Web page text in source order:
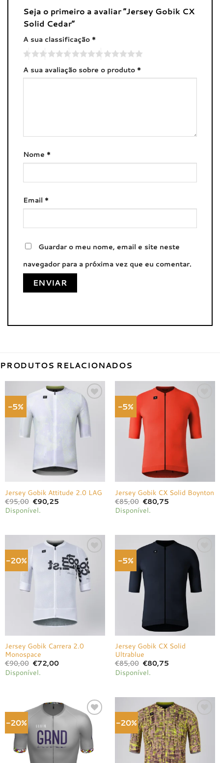
Seja o primeiro a avaliar “Jersey Gobik CX
Solid Cedar”
A sua classificação *
A sua avaliação sobre o produto *
Nome *
Email *
Guardar o meu nome, email e site neste
navegador para a próxima vez que eu comentar.
PRODUTOS RELACIONADOS
-5%
Adicionar
à lista de
desejos
Jersey Gobik Attitude 2.0 LAG
€95,00 O
preço
original
€90,25O
Disponível.
-5%
Adicionar
à lista de
desejos
Jersey Gobik CX Solid Boynton
€85,00 O
preço
original
€80,75O
Disponível.
-20%
Adicionar
à lista de
desejos
Jersey Gobik Carrera 2.0
Monospace
€90,00 O
preço
original
€72,00O
Disponível.
-5%
Adicionar
à lista de
desejos
Jersey Gobik CX Solid
Ultrablue
€85,00 O
preço
original
€80,75O
Disponível.
-20%
Adicionar
à lista de
desejos
-20%
Adicionar
à lista de
desejos